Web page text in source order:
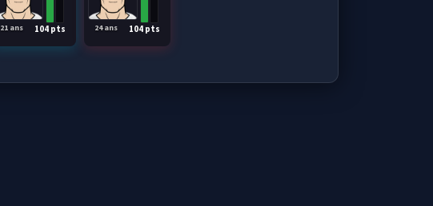
104 pts
21 ans 104 pts
24 ans